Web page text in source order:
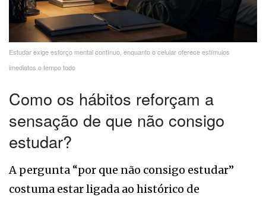
Estudar exige esforço mental contínuo, enquanto o celular oferece estímulos
imediatos o tempo todo
Como os hábitos reforçam a
sensação de que não consigo
estudar?
A pergunta “por que não consigo estudar”
costuma estar ligada ao histórico de